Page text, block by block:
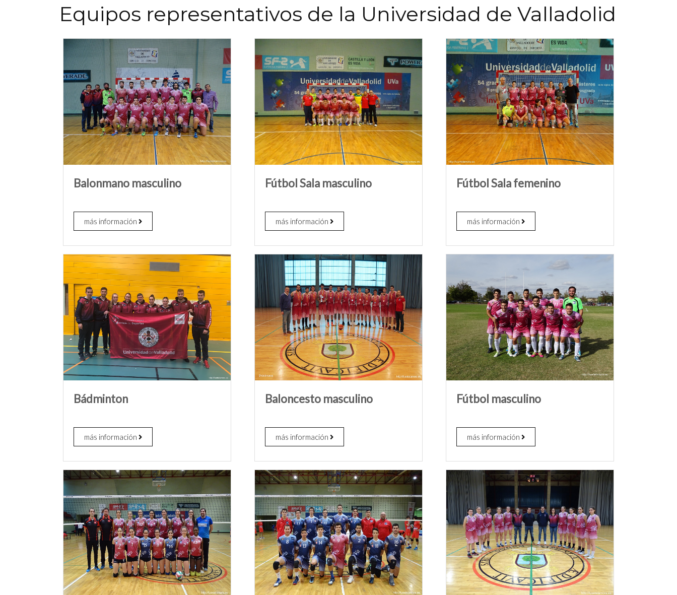
Equipos representativos de la Universidad de Valladolid
Balonmano masculino
más información
Fútbol Sala masculino
más información
Fútbol Sala femenino
más información
Bádminton
más información
Baloncesto masculino
más información
Fútbol masculino
más información